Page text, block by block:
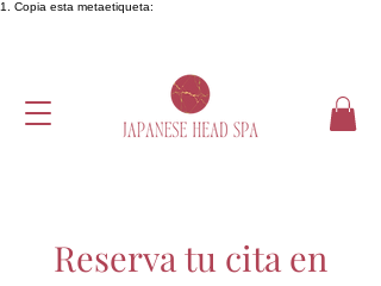
1. Copia esta metaetiqueta:
Reserva tu cita en